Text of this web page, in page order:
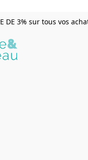
DE 3% sur tous vos